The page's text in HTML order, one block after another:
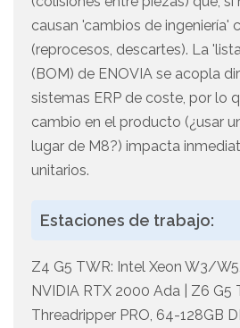
causan 'cambios de ingeniería'
(reprocesos, descartes). La
(BOM) de ENOVIA se acopla
sistemas ERP de coste, por lo
cambio en el producto (¿usar
lugar de M8?) impacta
unitarios.
Estaciones de trabajo:
Z4 G5 TWR: Intel Xeon W3/
NVIDIA RTX 2000 Ada | Z6 G5
Threadripper PRO, 64-128GB